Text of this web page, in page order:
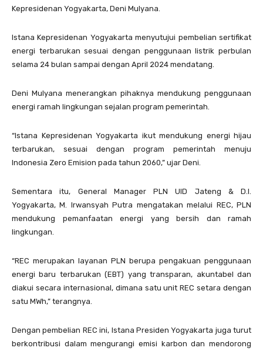
Kepresidenan Yogyakarta, Deni Mulyana.
Istana Kepresidenan Yogyakarta menyutujui pembelian sertifikat
energi terbarukan sesuai dengan penggunaan listrik perbulan
selama 24 bulan sampai dengan April 2024 mendatang.
Deni Mulyana menerangkan pihaknya mendukung penggunaan
energi ramah lingkungan sejalan program pemerintah.
“Istana Kepresidenan Yogyakarta ikut mendukung energi hijau
terbarukan, sesuai dengan program pemerintah menuju
Indonesia Zero Emision pada tahun 2060,” ujar Deni.
Sementara itu, General Manager PLN UID Jateng & D.I.
Yogyakarta, M. Irwansyah Putra mengatakan melalui REC, PLN
mendukung pemanfaatan energi yang bersih dan ramah
lingkungan.
“REC merupakan layanan PLN berupa pengakuan penggunaan
energi baru terbarukan (EBT) yang transparan, akuntabel dan
diakui secara internasional, dimana satu unit REC setara dengan
satu MWh,” terangnya.
Dengan pembelian REC ini, Istana Presiden Yogyakarta juga turut
berkontribusi dalam mengurangi emisi karbon dan mendorong